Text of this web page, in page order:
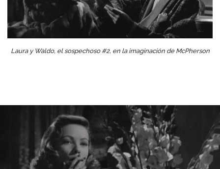
Laura y Waldo, el sospechoso #2, en la imaginación de McPherson